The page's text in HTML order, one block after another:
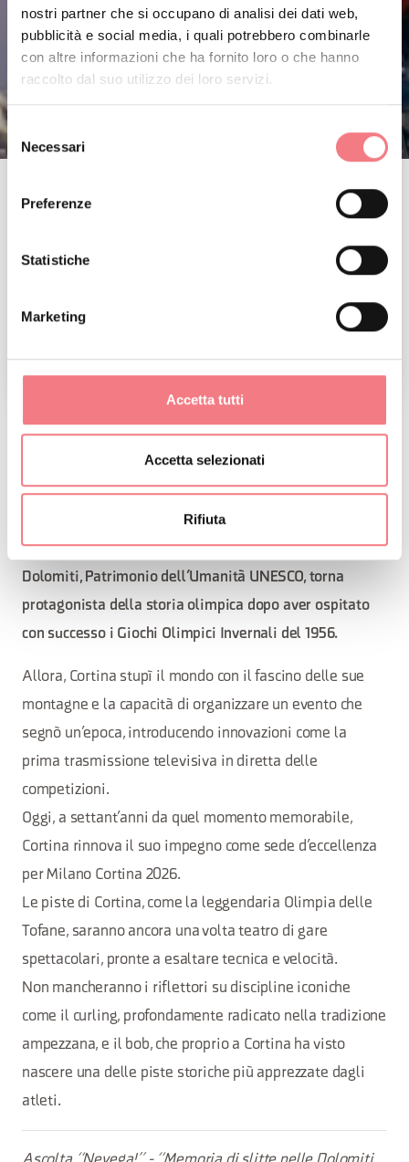
nostri partner che si occupano di analisi dei dati web,
pubblicità e social media, i quali potrebbero combinarle
con altre informazioni che ha fornito loro o che hanno
raccolto dal suo utilizzo dei loro servizi.
Selezione
delNecessari
Preferenze
Statistiche
Marketing
Accetta tutti
Accetta selezionati
Rifiuta
MILANO CORTINA
2026
Cortina d'Ampezzo, incastonata nel cuore delle
Dolomiti, Patrimonio dell’Umanità UNESCO, torna
protagonista della storia olimpica dopo aver ospitato
con successo i Giochi Olimpici Invernali del 1956.
Allora, Cortina stupì il mondo con il fascino delle sue
montagne e la capacità di organizzare un evento che
segnò un’epoca, introducendo innovazioni come la
prima trasmissione televisiva in diretta delle
competizioni.
Oggi, a settant’anni da quel momento memorabile,
Cortina rinnova il suo impegno come sede d’eccellenza
per Milano Cortina 2026.
Le piste di Cortina, come la leggendaria Olimpia delle
Tofane, saranno ancora una volta teatro di gare
spettacolari, pronte a esaltare tecnica e velocità.
Non mancheranno i riflettori su discipline iconiche
come il curling, profondamente radicato nella tradizione
ampezzana, e il bob, che proprio a Cortina ha visto
nascere una delle piste storiche più apprezzate dagli
atleti.